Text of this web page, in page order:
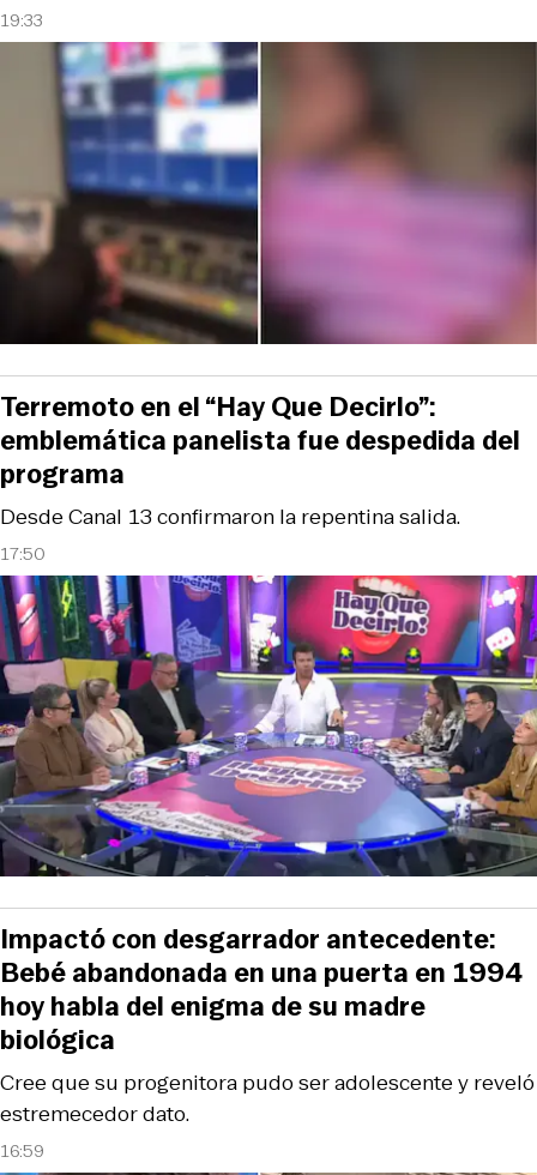
19:33
17:50
Desde Canal 13 confirmaron la repentina salida.
Terremoto en el “Hay Que Decirlo”:
emblemática panelista fue despedida del
programa
16:59
Cree que su progenitora pudo ser adolescente y reveló
estremecedor dato.
Impactó con desgarrador antecedente:
Bebé abandonada en una puerta en 1994
hoy habla del enigma de su madre
biológica